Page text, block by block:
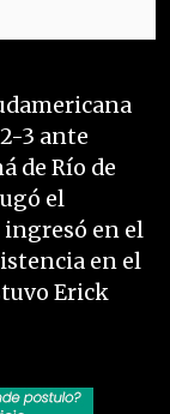
3 ante
de Río de
el
ingresó en el
en el
Erick